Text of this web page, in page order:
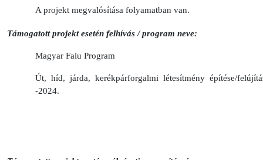
A projekt megvalósítása folyamatban van.
Támogatott projekt esetén felhívás / program neve:
Magyar Falu Program
Út, híd, járda, kerékpárforgalmi létesítmény építése/
-2024.